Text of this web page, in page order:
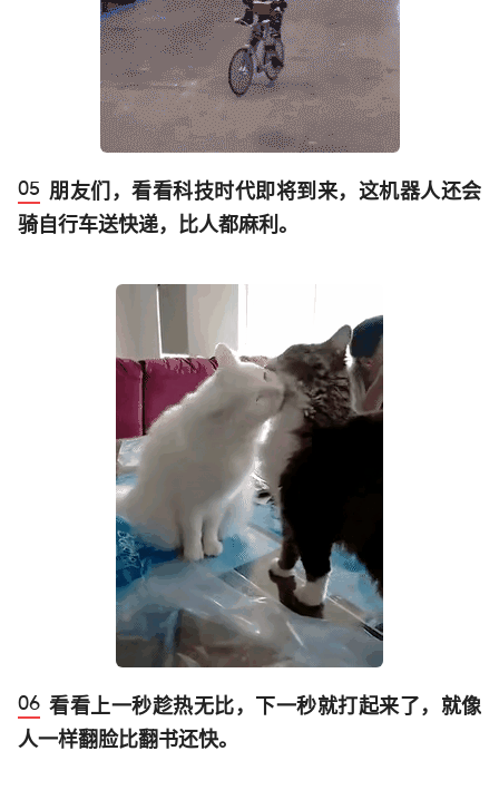
朋友们，看看科技时代即将到来，这机器人还会
骑自行车送快递，比人都麻利。
看看上一秒趁热无比，下一秒就打起来了，就像
人一样翻脸比翻书还快。